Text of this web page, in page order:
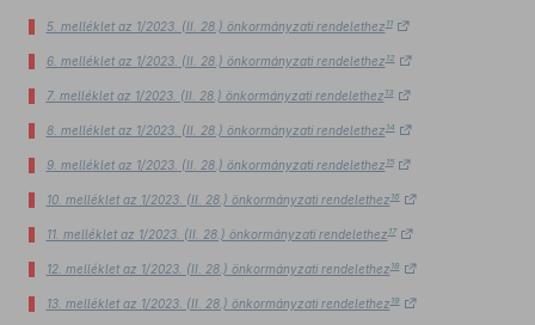
5. melléklet az 1/2023. (II. 28.) önkormányzati rendelethez11
6. melléklet az 1/2023. (II. 28.) önkormányzati rendelethez12
7. melléklet az 1/2023. (II. 28.) önkormányzati rendelethez13
8. melléklet az 1/2023. (II. 28.) önkormányzati rendelethez14
9. melléklet az 1/2023. (II. 28.) önkormányzati rendelethez15
10. melléklet az 1/2023. (II. 28.) önkormányzati rendelethez16
11. melléklet az 1/2023. (II. 28.) önkormányzati rendelethez17
12. melléklet az 1/2023. (II. 28.) önkormányzati rendelethez18
13. melléklet az 1/2023. (II. 28.) önkormányzati rendelethez19